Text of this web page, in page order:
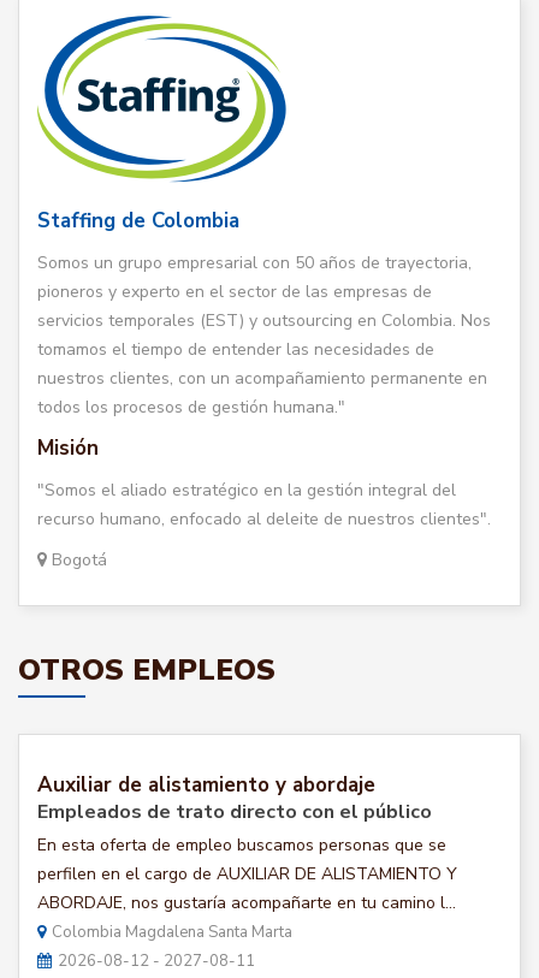
Staffing de Colombia
Somos un grupo empresarial con 50 años de trayectoria,
pioneros y experto en el sector de las empresas de
servicios temporales (EST) y outsourcing en Colombia. Nos
tomamos el tiempo de entender las necesidades de
nuestros clientes, con un acompañamiento permanente en
todos los procesos de gestión humana."
Misión
"Somos el aliado estratégico en la gestión integral del
recurso humano, enfocado al deleite de nuestros clientes".
Bogotá
OTROS EMPLEOS
Auxiliar de alistamiento y abordaje
Empleados de trato directo con el público
En esta oferta de empleo buscamos personas que se
perfilen en el cargo de AUXILIAR DE ALISTAMIENTO Y
ABORDAJE, nos gustaría acompañarte en tu camino l...
Colombia Magdalena Santa Marta
2026-08-12 - 2027-08-11